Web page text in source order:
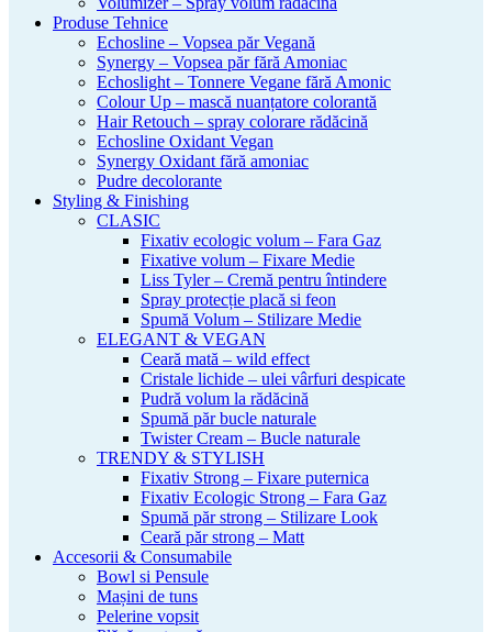
Produse Tehnice
Echosline – Vopsea păr Vegană
Synergy – Vopsea păr fără Amoniac
Echoslight – Tonnere Vegane fără Amonic
Colour Up – mască nuanțatore colorantă
Hair Retouch – spray colorare rădăcină
Echosline Oxidant Vegan
Synergy Oxidant fără amoniac
Pudre decolorante
Styling & Finishing
CLASIC
Fixativ ecologic volum – Fara Gaz
Fixative volum – Fixare Medie
Liss Tyler – Cremă pentru întindere
Spray protecție placă si feon
Spumă Volum – Stilizare Medie
ELEGANT & VEGAN
Ceară mată – wild effect
Cristale lichide – ulei vârfuri despicate
Pudră volum la rădăcină
Spumă păr bucle naturale
Twister Cream – Bucle naturale
TRENDY & STYLISH
Fixativ Strong – Fixare puternica
Fixativ Ecologic Strong – Fara Gaz
Spumă păr strong – Stilizare Look
Ceară păr strong – Matt
Accesorii & Consumabile
Bowl si Pensule
Mașini de tuns
Pelerine vopsit